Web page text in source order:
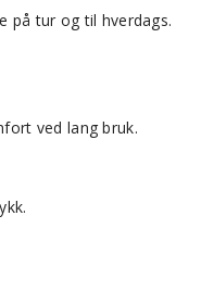
på tur og til hverdags.
ved lang bruk.